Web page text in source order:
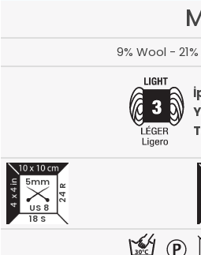
9% Wool -
18 S
24 R
5mm
US 8